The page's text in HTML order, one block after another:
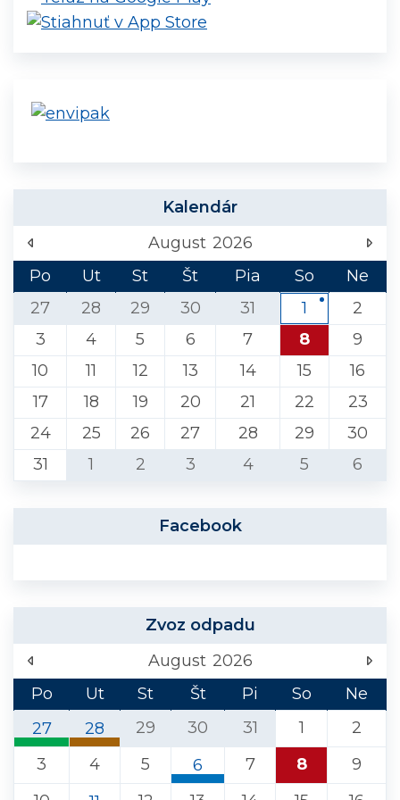
Kalendár
August 2026
Po
Ut St Št Pia So
Ne
27
28 29 30 31 1
2
3
4 5 6 7 8
9
10
11 12 13 14 15
16
17
18 19 20 21 22
23
24
25 26 27 28 29
30
31
1 2 3 4 5 6
Facebook
Zvoz odpadu
August 2026
Po
Ut St Št Pi So
Ne
27
Sklo
Ľubeľa (Liptovský Mikuláš)
28
Komunálny odpad
Ľubeľa (Liptovský Mikuláš)
29 30 31 1
2
3
4 5
6
Papier
7 8
9